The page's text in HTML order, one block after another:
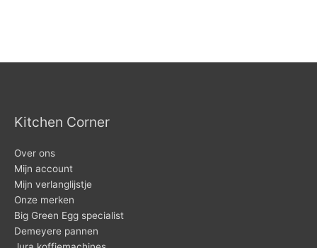
Kitchen Corner
Over ons
Mijn account
Mijn verlanglijstje
Onze merken
Big Green Egg specialist
Demeyere pannen